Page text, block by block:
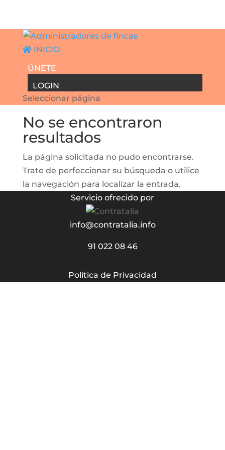
INICIO
ÚNETE
LOGIN
Seleccionar página
No se encontraron
resultados
La página solicitada no pudo encontrarse.
Trate de perfeccionar su búsqueda o utilice
la navegación para localizar la entrada.
Servicio ofrecido por
info@contratalia.info
91 022 08 46
Política de Privacidad